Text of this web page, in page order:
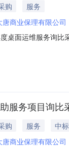
购
服务
唐商业保理有限公司
桌面运维服务询
人：郝达伟九、
服务项目询
购 服务
中
唐商业保理有限公司